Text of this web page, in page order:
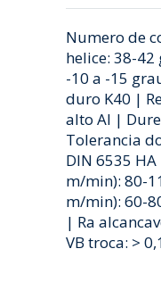
Numero de
helice: 38-
-10 a -15
duro K40 |
alto Al |
Tolerancia
DIN 6535 HA
m/min): 80-
m/min): 60-
| Ra
VB troca: >